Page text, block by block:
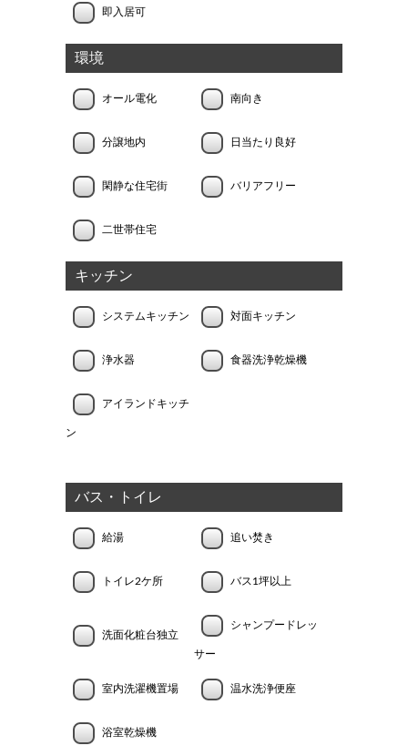
即入居可
環境
オール電化 南向き
分譲地内 日当たり良好
閑静な住宅街 バリアフリー
二世帯住宅
キッチン
システムキッチン 対面キッチン
浄水器 食器洗浄乾燥機
アイランドキッチ
ン
バス・トイレ
給湯 追い焚き
トイレ2ケ所 バス1坪以上
洗面化粧台独立
シャンプードレッ
サー
室内洗濯機置場 温水洗浄便座
浴室乾燥機